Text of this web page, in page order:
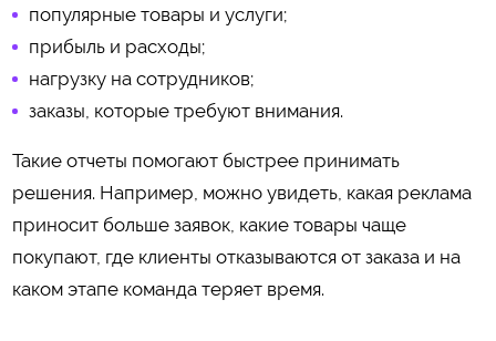
популярные товары и услуги;
прибыль и расходы;
нагрузку на сотрудников;
заказы, которые требуют внимания.
Такие отчеты помогают быстрее принимать
решения. Например, можно увидеть, какая реклама
приносит больше заявок, какие товары чаще
покупают, где клиенты отказываются от заказа и на
каком этапе команда теряет время.